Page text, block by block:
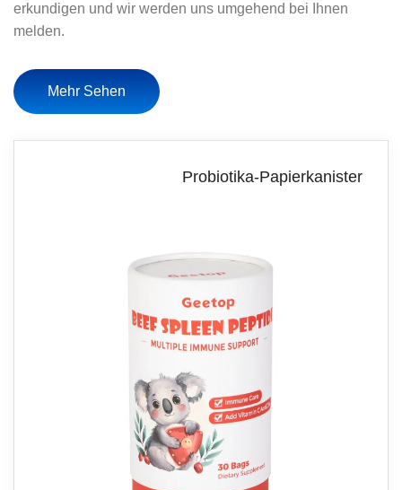
erkundigen und wir werden uns umgehend bei Ihnen
melden.
Mehr Sehen
Probiotika-Papierkanister